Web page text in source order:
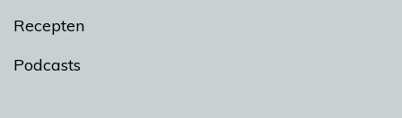
Recepten
Podcasts